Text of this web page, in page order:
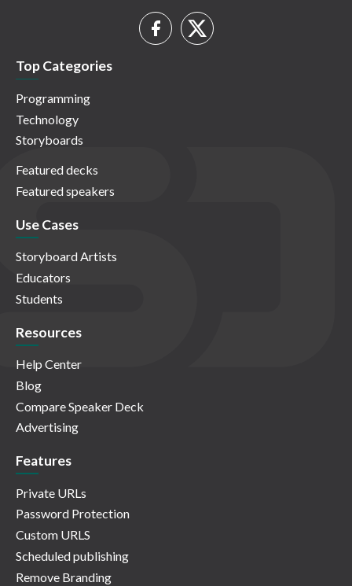
Top Categories
Programming
Technology
Storyboards
Featured decks
Featured speakers
Use Cases
Storyboard Artists
Educators
Students
Resources
Help Center
Blog
Compare Speaker Deck
Advertising
Features
Private URLs
Password Protection
Custom URLS
Scheduled publishing
Remove Branding